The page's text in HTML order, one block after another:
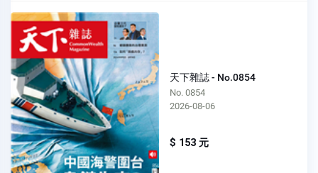
天下雜誌 - No.0854
No. 0854
2026-08-06
$ 153 元